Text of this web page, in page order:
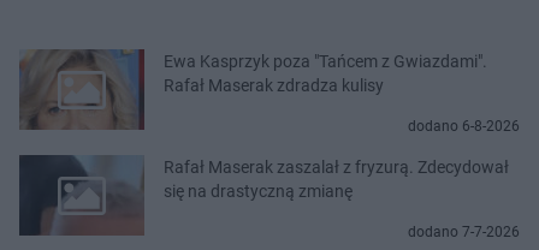
Ewa Kasprzyk poza "Tańcem z Gwiazdami".
Rafał Maserak zdradza kulisy
dodano 6-8-2026
Rafał Maserak zaszalał z fryzurą. Zdecydował
się na drastyczną zmianę
dodano 7-7-2026